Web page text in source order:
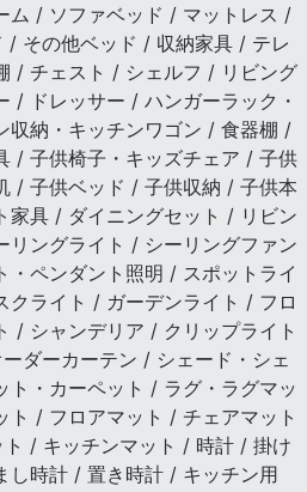
ム / ソファベッド / マットレス /
/ その他ベッド / 収納家具 / テレ
/ チェスト / シェルフ / リビング
/ ドレッサー / ハンガーラック・
収納・キッチンワゴン / 食器棚 /
/ 子供椅子・キッズチェア / 子供
/ 子供ベッド / 子供収納 / 子供本
家具 / ダイニングセット / リビン
ングライト / シーリングファン
・ペンダント照明 / スポットライ
クライト / ガーデンライト / フロ
/ シャンデリア / クリップライト
ダーカーテン / シェード・シェ
ト・カーペット / ラグ・ラグマッ
ト / フロアマット / チェアマット
/ キッチンマット / 時計 / 掛け
し時計 / 置き時計 / キッチン用